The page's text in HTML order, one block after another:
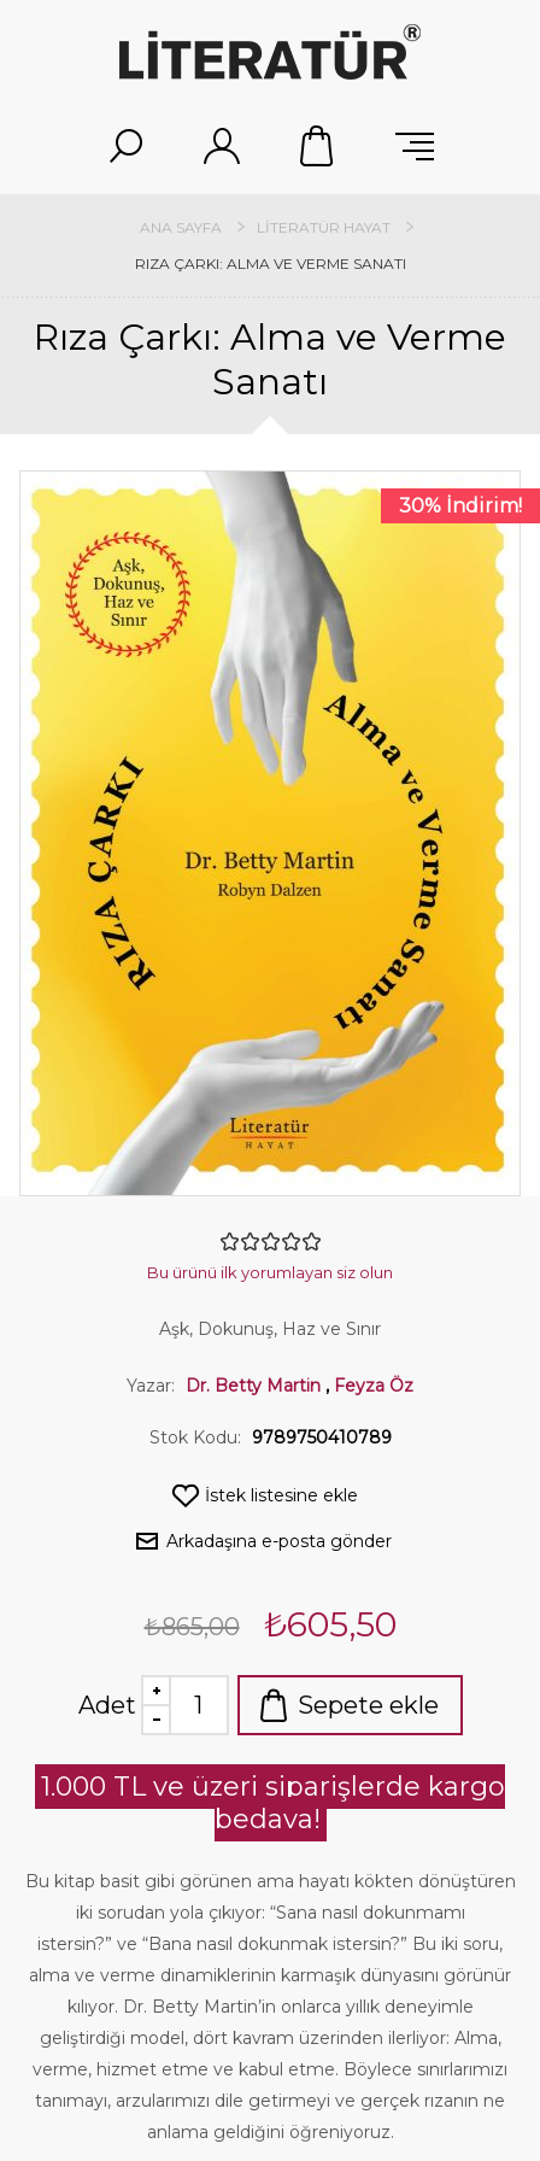
ANA SAYFA
LITERATÜR HAYAT
RIZA ÇARKI: ALMA VE VERME SANATI
Rıza Çarkı: Alma ve Verme
Sanatı
30% İndirim!
Bu ürünü ilk yorumlayan siz olun
Aşk, Dokunuş, Haz ve Sınır
Yazar: Dr. Betty Martin , Feyza Öz
Stok Kodu: 9789750410789
İstek listesine ekle
Arkadaşına e-posta gönder
₺865,00 ₺605,50
Adet Sepete ekle
1.000 TL ve üzeri siparişlerde kargo
bedava!
Bu kitap basit gibi görünen ama hayatı kökten dönüştüren
iki sorudan yola çıkıyor: “Sana nasıl dokunmamı
istersin?” ve “Bana nasıl dokunmak istersin?” Bu iki soru,
alma ve verme dinamiklerinin karmaşık dünyasını görünür
kılıyor. Dr. Betty Martin’in onlarca yıllık deneyimle
geliştirdiği model, dört kavram üzerinden ilerliyor: Alma,
verme, hizmet etme ve kabul etme. Böylece sınırlarımızı
tanımayı, arzularımızı dile getirmeyi ve gerçek rızanın ne
anlama geldiğini öğreniyoruz.